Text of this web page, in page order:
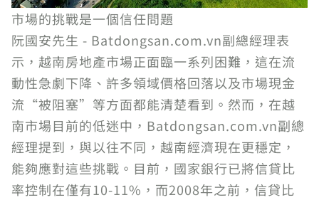
市場的挑戰是一個信任問題
阮國安先生 - Batdongsan.com.vn副總經理表
示，越南房地產市場正面臨一系列困難，這在流
動性急劇下降、許多領域價格回落以及市場現金
流“被阻塞”等方面都能清楚看到。然而，在越
南市場目前的低迷中，Batdongsan.com.vn副總
經理提到，與以往不同，越南經濟現在更穩定，
能夠應對這些挑戰。目前，國家銀行已將信貸比
率控制在僅有10-11%，而2008年之前，信貸比